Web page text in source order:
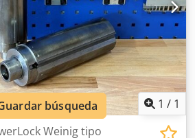
1 / 1
Weinig tipo
búsqueda